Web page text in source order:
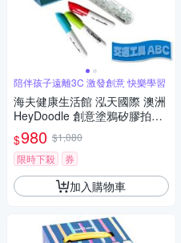
陪伴孩子遠離3C 激發創意 快樂學習
海夫健康生活館 泓天國際 澳洲
HeyDoodle 創意塗鴉矽膠拍拍
手環 交通工具ABC 雙包裝
$980 $1,080
限時下殺
券
加入購物車